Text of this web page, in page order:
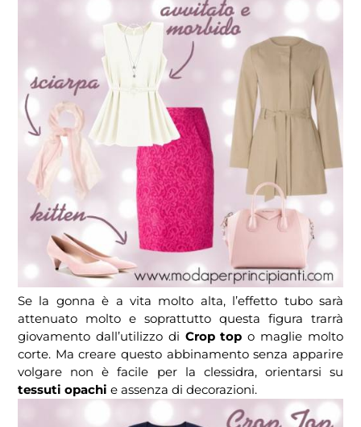
Se la gonna è a vita molto alta, l’effetto tubo sarà
attenuato molto e soprattutto questa figura trarrà
giovamento dall’utilizzo di Crop top o maglie molto
corte. Ma creare questo abbinamento senza apparire
volgare non è facile per la clessidra, orientarsi su
tessuti opachi e assenza di decorazioni.